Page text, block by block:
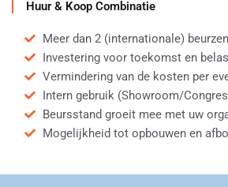
Huur & Koop Combinatie
Meer dan 2 (internationale)
Investering voor toekomst en
Vermindering van de kosten per
Intern gebruik (Showroom/
Beursstand groeit mee met uw
Mogelijkheid tot opbouwen en